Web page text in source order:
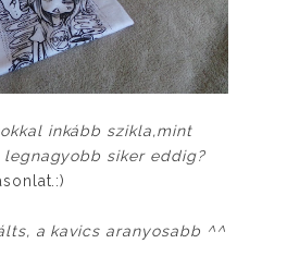
inkább szikla,mint
siker eddig?
a kavics aranyosabb ^^